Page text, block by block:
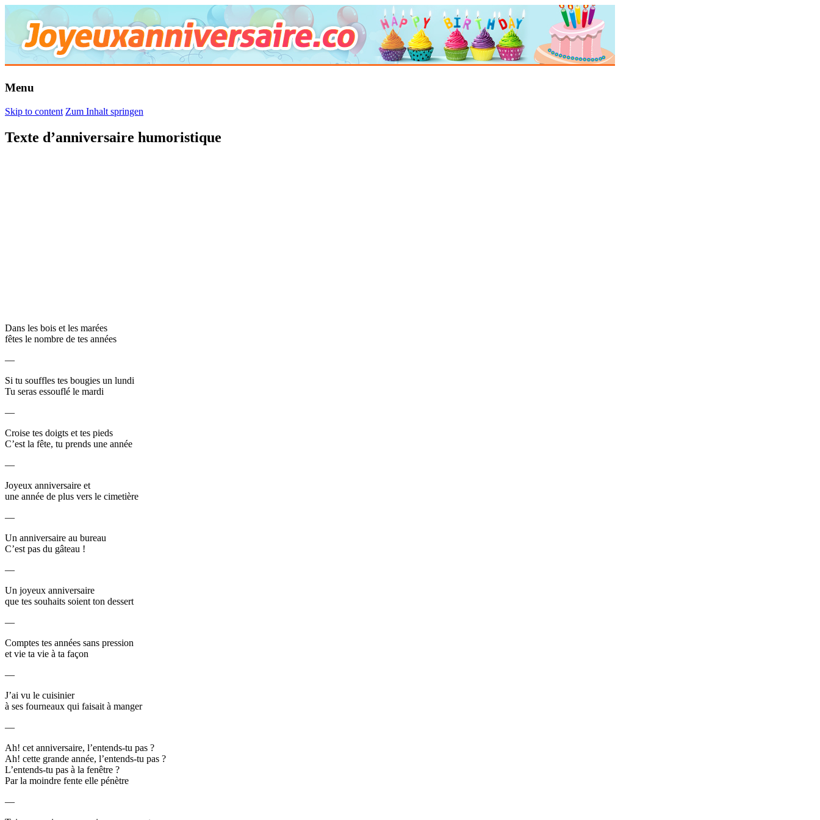
Menu
Skip to content Zum Inhalt springen
Texte d’anniversaire humoristique
Dans les bois et les marées
fêtes le nombre de tes années
—
Si tu souffles tes bougies un lundi
Tu seras essouflé le mardi
—
Croise tes doigts et tes pieds
C’est la fête, tu prends une année
—
Joyeux anniversaire et
une année de plus vers le cimetière
—
Un anniversaire au bureau
C’est pas du gâteau !
—
Un joyeux anniversaire
que tes souhaits soient ton dessert
—
Comptes tes années sans pression
et vie ta vie à ta façon
—
J’ai vu le cuisinier
à ses fourneaux qui faisait à manger
—
Ah! cet anniversaire, l’entends-tu pas ?
Ah! cette grande année, l’entends-tu pas ?
L’entends-tu pas à la fenêtre ?
Par la moindre fente elle pénètre
—